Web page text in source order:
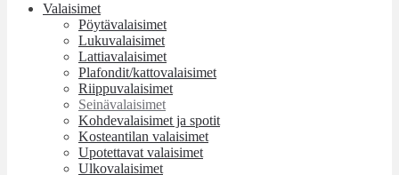
Valaisimet
Pöytävalaisimet
Lukuvalaisimet
Lattiavalaisimet
Plafondit/kattovalaisimet
Riippuvalaisimet
Seinävalaisimet
Kohdevalaisimet ja spotit
Kosteantilan valaisimet
Upotettavat valaisimet
Ulkovalaisimet